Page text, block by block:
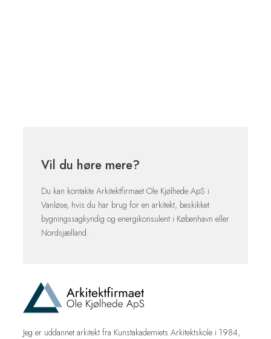
Vil du høre mere?
Du kan kontakte Arkitektfirmaet Ole Kjølhede ApS i
Vanløse, hvis du har brug for en arkitekt, beskikket
bygningssagkyndig og energikonsulent i København eller
Nordsjælland.
Jeg er uddannet arkitekt fra Kunstakademiets Arkitektskole i 1984,